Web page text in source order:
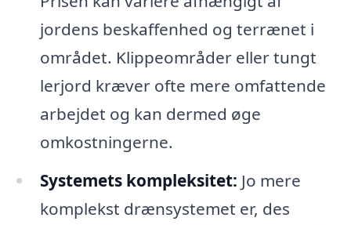
jordens beskaffenhed og terrænet i
området. Klippeområder eller tungt
lerjord kræver ofte mere omfattende
arbejdet og kan dermed øge
omkostningerne.
Systemets kompleksitet: Jo mere
komplekst drænsystemet er, des